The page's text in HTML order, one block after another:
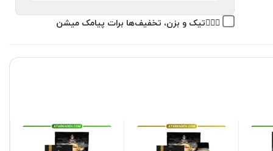
👉🏽✅تیک و بزن، تخفیف‌ها برات پیامک میشن